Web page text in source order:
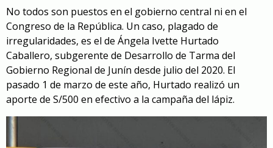
No todos son puestos en el gobierno central ni en el
Congreso de la República. Un caso, plagado de
irregularidades, es el de Ángela Ivette Hurtado
Caballero, subgerente de Desarrollo de Tarma del
Gobierno Regional de Junín desde julio del 2020. El
pasado 1 de marzo de este año, Hurtado realizó un
aporte de S/500 en efectivo a la campaña del lápiz.